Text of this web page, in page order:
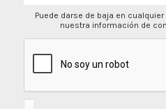
Puede darse de baja en
nuestra información de